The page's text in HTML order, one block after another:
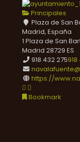
Principales
Plaza de San
Madrid, España
1 Plaza de San
Madrid 28729 ES
918 432 275
https://
Bookmark